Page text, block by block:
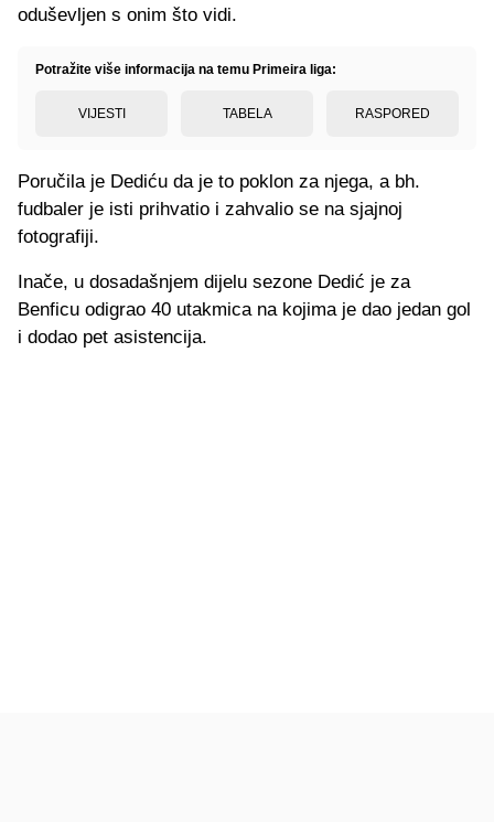
oduševljen s onim što vidi.
Potražite više informacija na temu Primeira liga:
VIJESTI TABELA RASPORED
Poručila je Dediću da je to poklon za njega, a bh.
fudbaler je isti prihvatio i zahvalio se na sjajnoj
fotografiji.
Inače, u dosadašnjem dijelu sezone Dedić je za
Benficu odigrao 40 utakmica na kojima je dao jedan gol
i dodao pet asistencija.